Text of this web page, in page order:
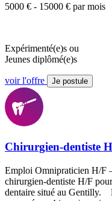
5000 € - 15000 € par mois
Expérimenté(e)s ou
Jeunes diplômé(e)s
voir l'offre Je postule
Chirurgien-dentiste
Emploi Omnipraticien H/F
chirurgien-dentiste H/F
dentaire situé au Gentilly.